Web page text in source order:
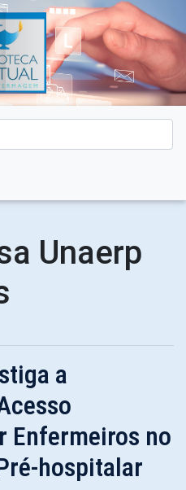
Unaerp
a
Enfermeiros no
hospitalar